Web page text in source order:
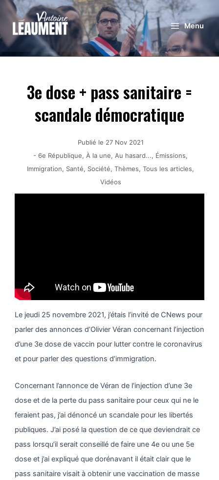
Menu
3e dose + pass sanitaire =
scandale démocratique
Publié le 27 Nov 2021
- 6e République, À la une, Au hasard..., Émissions,
Immigration, Santé, Société, Thèmes, Tous les articles,
Vidéos
Le jeudi 25 novembre 2021, j’étais l’invité de CNews pour
parler des annonces d’Olivier Véran concernant l’injection
d’une 3e dose de vaccin pour lutter contre le coronavirus
et pour parler des questions d’immigration.
Concernant l’annonce de Véran de l’injection d’une 3e
dose et de la perte du pass sanitaire pour ceux qui ne le
feraient pas, j’ai dénoncé un scandale pour les libertés
publiques. J’ai posé la question de ce que deviendrait ce
pass lorsqu’il serait conseillé de faire une 4e ou une 5e
dose et j’ai expliqué que dorénavant il était clair que le
pass sanitaire visait à obtenir une vaccination de masse